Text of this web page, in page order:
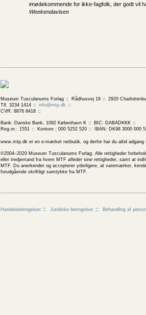
imødekommende for ikke-fagfolk, der godt vil
Weekendavisen
Museum Tusculanums Forlag Rådhusvej 19
2920
Tlf. 3234 1414
info@mtp.dk
CVR: 8876 8418
Bank: Danske Bank, 1092 København K
BIC: DABADKKK
Reg.nr.: 1551
Kontonr.: 000 5252 520 IBAN: DK98 3000 000
www.mtp.dk er en e-mærket netbutik, og derfor har du altid
©2004–2020 Museum Tusculanums Forlag. Alle rettigheder
eller tredjemand fra hvem MTF afleder sine rettigheder, samt at
MTF. Du anerkender og accepterer yderligere, at varemærker,
forudgående skriftligt samtykke fra MTF.
Handelsbetingelser Juridiske betingelser Behandling af